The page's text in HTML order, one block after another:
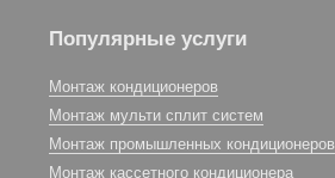
Популярные услуги
Монтаж кондиционеров
Монтаж мульти сплит систем
Монтаж промышленных кондиционеров
Монтаж кассетного кондиционера